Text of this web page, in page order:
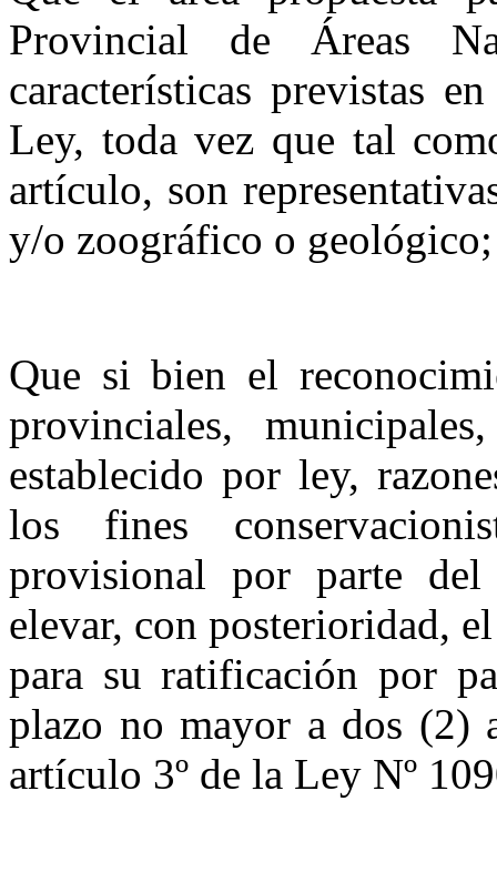
Provincial de Áreas
características previstas
Ley, toda vez que tal
artículo, son
y/o zoográfico o geológico;
Que si bien el
provinciales,
establecido por ley,
los fines
provisional por parte
elevar, con posterioridad,
para su ratificación por
plazo no mayor a dos (2)
artículo 3º de la Ley Nº